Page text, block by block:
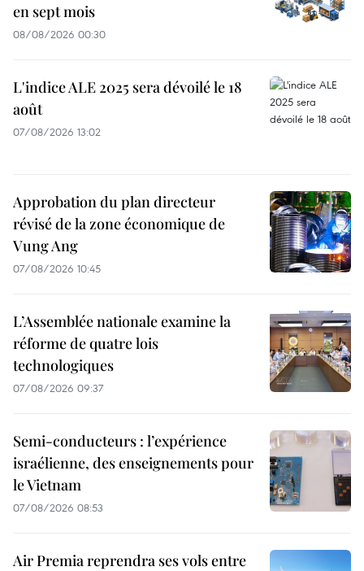
en sept mois
08/08/2026 00:30
L'indice ALE 2025 sera dévoilé le 18
août
07/08/2026 13:02
Approbation du plan directeur
révisé de la zone économique de
Vung Ang
07/08/2026 10:45
L’Assemblée nationale examine la
réforme de quatre lois
technologiques
07/08/2026 09:37
Semi-conducteurs : l’expérience
israélienne, des enseignements pour
le Vietnam
07/08/2026 08:53
Air Premia reprendra ses vols entre